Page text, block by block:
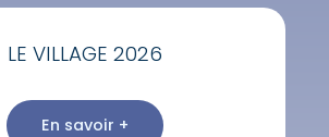
LE VILLAGE 2026
En savoir +